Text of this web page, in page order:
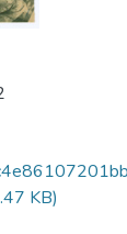
KB)